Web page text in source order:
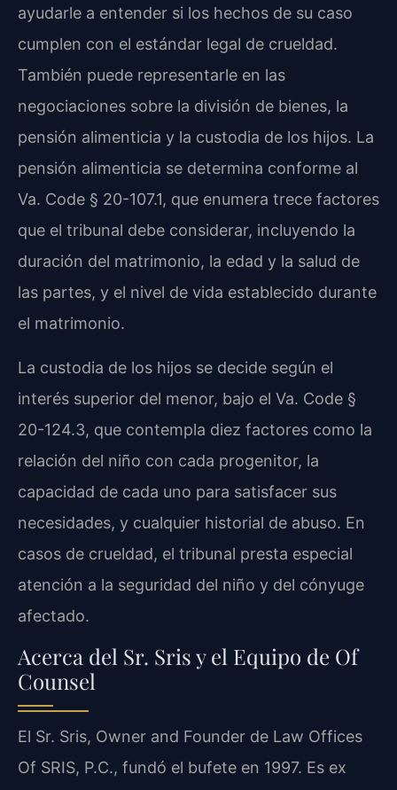
ayudarle a entender si los hechos de su caso
cumplen con el estándar legal de crueldad.
También puede representarle en las
negociaciones sobre la división de bienes, la
pensión alimenticia y la custodia de los hijos. La
pensión alimenticia se determina conforme al
Va. Code § 20-107.1, que enumera trece factores
que el tribunal debe considerar, incluyendo la
duración del matrimonio, la edad y la salud de
las partes, y el nivel de vida establecido durante
el matrimonio.
La custodia de los hijos se decide según el
interés superior del menor, bajo el Va. Code §
20-124.3, que contempla diez factores como la
relación del niño con cada progenitor, la
capacidad de cada uno para satisfacer sus
necesidades, y cualquier historial de abuso. En
casos de crueldad, el tribunal presta especial
atención a la seguridad del niño y del cónyuge
afectado.
Acerca del Sr. Sris y el Equipo de Of
Counsel
El Sr. Sris, Owner and Founder de Law Offices
Of SRIS, P.C., fundó el bufete en 1997. Es ex